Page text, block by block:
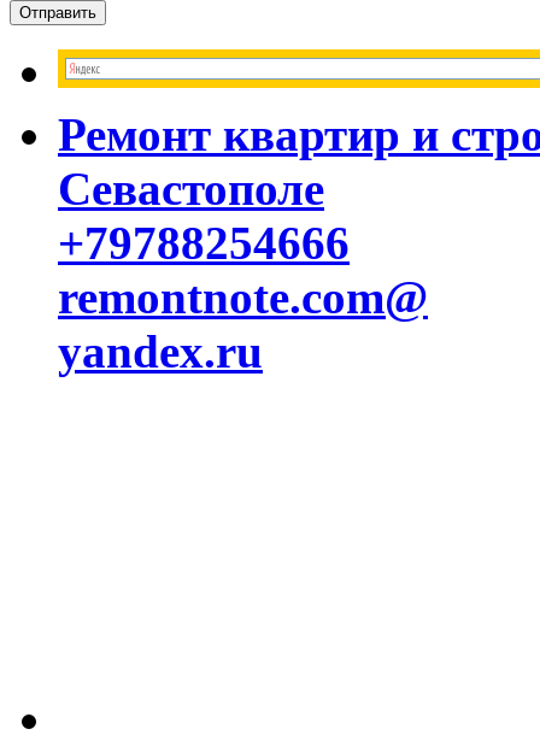
Ремонт квартир и
Севастополе
+79788254666
remontnote.com@
yandex.ru